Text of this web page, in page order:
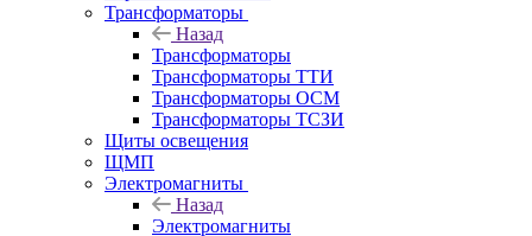
Трансформаторы
Назад
Трансформаторы
Трансформаторы ТТИ
Трансформаторы ОСМ
Трансформаторы ТСЗИ
Щиты освещения
ЩМП
Электромагниты
Назад
Электромагниты